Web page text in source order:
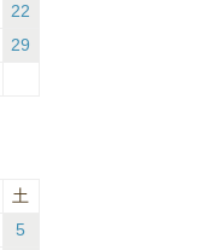
22
29
土
5